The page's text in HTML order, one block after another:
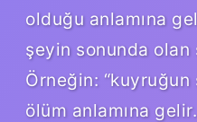
olduğu anlamına
şeyin sonunda olan
Örneğin:
ölüm anlamına